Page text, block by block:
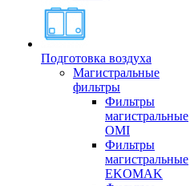
Подготовка воздуха
Магистральные
фильтры
Фильтры
магистральные
OMI
Фильтры
магистральные
EKOMAK